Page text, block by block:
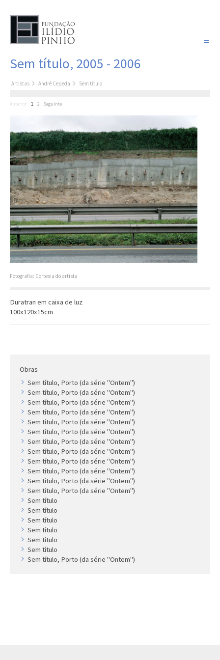
COLEÇÃO SONHOS
Desenho
Escultura
Filme /
Vídeo
Instalação
Livro de
Artista
Outros
Gravura
Sem título, 2005 - 2006
Artistas André Cepeda Sem título
Anterior 1 2 Seguinte
Fotografia: Cortesia do artista
Duratran em caixa de luz
100x120x15cm
Obras
Sem título, Porto (da série "Ontem")
Sem título, Porto (da série "Ontem")
Sem título, Porto (da série "Ontem")
Sem título, Porto (da série "Ontem")
Sem título, Porto (da série "Ontem")
Sem título, Porto (da série "Ontem")
Sem título, Porto (da série "Ontem")
Sem título, Porto (da série "Ontem")
Sem título, Porto (da série "Ontem")
Sem título, Porto (da série "Ontem")
Sem título, Porto (da série "Ontem")
Sem título, Porto (da série "Ontem")
Sem título
Sem título
Sem título
Sem título
Sem título
Sem título
Sem título, Porto (da série "Ontem")